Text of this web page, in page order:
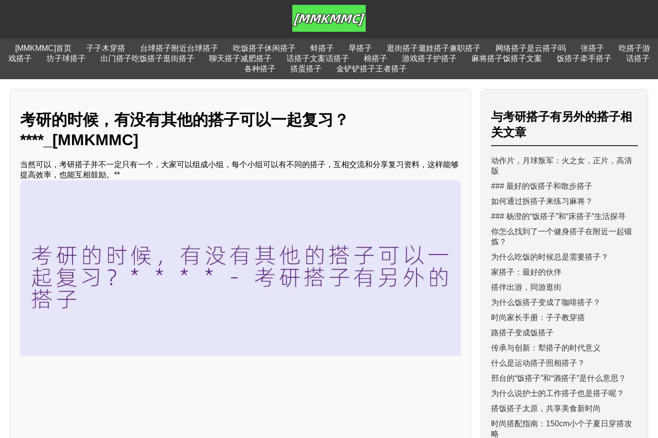
[MMKMMC]首页 子子木穿搭 台球搭子附近台球搭子 吃饭搭子休闲搭子 蚌搭子 旱搭子 逛街搭子遛娃搭子兼职搭子 网络搭子是云搭子吗 张搭子
吃搭子游
戏搭子
坊子球搭子 出门搭子吃饭搭子逛街搭子 聊天搭子减肥搭子 话搭子文案话搭子 棉搭子 游戏搭子护搭子 麻将搭子饭搭子文案 饭搭子牵手搭子
话搭子
各种搭子
搭蛋搭子 金铲铲搭子王者搭子
考研的时候，有没有其他的搭子可以一起复习？
****_[MMKMMC]
当然可以，考研搭子并不一定只有一个，大家可以组成小组，每个小组可以有不同的搭子，互相交流和分享复习资料，这样能够
提高效率，也能互相鼓励。**
与考研搭子有另外的搭子相
关文章
动作片，月球叛军：火之女，正片，高清
版
### 最好的饭搭子和散步搭子
如何通过拆搭子来练习麻将？
### 杨澄的“饭搭子”和“床搭子”生活探寻
你怎么找到了一个健身搭子在附近一起锻
炼？
为什么吃饭的时候总是需要搭子？
家搭子：最好的伙伴
搭伴出游，同游逛街
为什么饭搭子变成了咖啡搭子？
时尚家长手册：子子教穿搭
路搭子变成饭搭子
传承与创新：犁搭子的时代意义
什么是运动搭子照相搭子？
邢台的“饭搭子”和“酒搭子”是什么意思？
为什么说护士的工作搭子也是搭子呢？
搭饭搭子太原，共享美食新时尚
时尚搭配指南：150cm小个子夏日穿搭攻
略